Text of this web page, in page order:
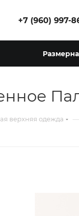
+7 (960) 997-
верхняя одежда